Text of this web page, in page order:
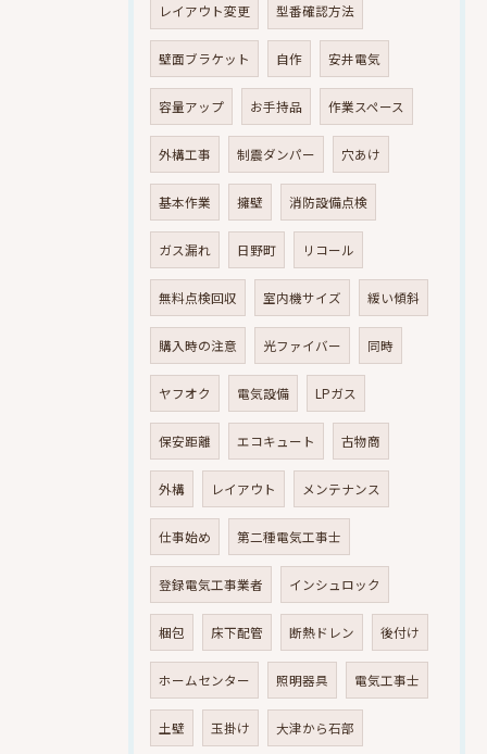
レイアウト変更 型番確認方法
壁面ブラケット 自作 安井電気
容量アップ お手持品 作業スペース
外構工事 制震ダンパー 穴あけ
基本作業 擁壁 消防設備点検
ガス漏れ 日野町 リコール
無料点検回収 室内機サイズ 緩い傾斜
購入時の注意 光ファイバー 同時
ヤフオク 電気設備 LPガス
保安距離 エコキュート 古物商
外構 レイアウト メンテナンス
仕事始め 第二種電気工事士
登録電気工事業者 インシュロック
梱包 床下配管 断熱ドレン 後付け
ホームセンター 照明器具 電気工事士
土壁 玉掛け 大津から石部